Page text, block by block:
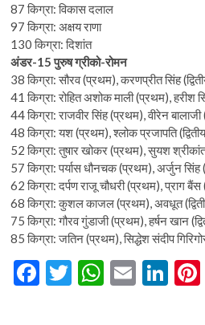
87 किग्रा: विकास दलाल
97 किग्रा: अक्षय राणा
130 किग्रा: दिशांत
अंडर-15 पुरुष ग्रीको-रोमन
38 किग्रा: सौरव (प्रथम), करणप्रीत सिंह
41 किग्रा: रोहित अशोक माली (प्रथम), हरीश
44 किग्रा: राजवीर सिंह (प्रथम), वीरेन बालाजी
48 किग्रा: यश (प्रथम), श्लोक प्रजापति
52 किग्रा: तुषार खोकर (प्रथम), सुयश श्रीकांत
57 किग्रा: पर्यास धौनचक (प्रथम), अर्जुन सिंह
62 किग्रा: दर्पण राजू चौधरी (प्रथम), प्राग बैंस
68 किग्रा: कुशल काजल (प्रथम), अवधूत
75 किग्रा: गौरव गुंडाजी (प्रथम), हर्षन खान
85 किग्रा: जतिन (प्रथम), सिद्धेश संदीप
F
T
W E
Li